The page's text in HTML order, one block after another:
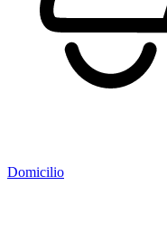
Domicilio